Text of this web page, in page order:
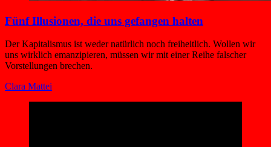
Fünf Illusionen, die uns gefangen halten
Der Kapitalismus ist weder natürlich noch freiheitlich. Wollen wir
uns wirklich emanzipieren, müssen wir mit einer Reihe falscher
Vorstellungen brechen.
Clara Mattei